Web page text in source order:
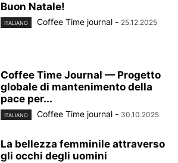
Buon Natale!
ITALIANO Coffee Time journal - 25.12.2025
Coffee Time Journal — Progetto
globale di mantenimento della
pace per...
ITALIANO Coffee Time journal - 30.10.2025
La bellezza femminile attraverso
gli occhi degli uomini